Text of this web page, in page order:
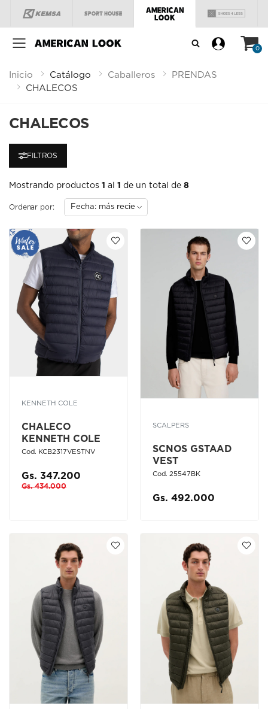
Menú 0
Inicio Catálogo Caballeros
PRENDAS
CHALECOS
CHALECOS
FILTROS
Mostrando productos 1 al 1 de un total de 8
Ordenar por:
KENNETH COLE
CHALECO
KENNETH COLE
Cod. KCB2317VESTNV
Gs. 347.200
Gs. 434.000
SCALPERS
SCNOS GSTAAD
VEST
Cod. 25547BK
Gs. 492.000